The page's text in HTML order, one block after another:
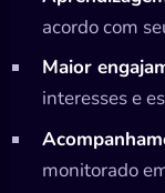
acordo com
Maior
interesses e
monitorado